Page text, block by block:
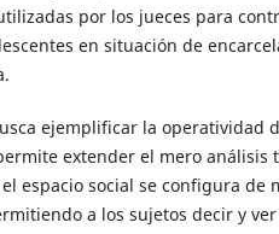
por los jueces para
en situación de
ejemplificar la operatividad
extender el mero análisis
espacio social se configura de
a los sujetos decir y